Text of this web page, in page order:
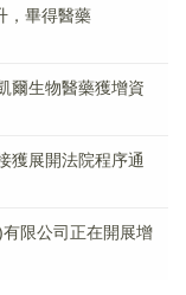
，畢得醫藥
爾生物醫藥獲增資
獲展開法院程序通
限公司正在開展增